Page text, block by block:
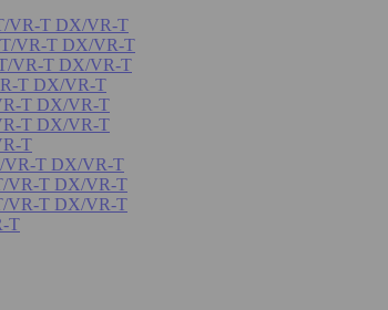
VR-T DX/VR-T
T/VR-T DX/VR-T
VR-T DX/VR-T
T DX/VR-T
T DX/VR-T
T DX/VR-T
T
VR-T DX/VR-T
VR-T DX/VR-T
VR-T DX/VR-T
T